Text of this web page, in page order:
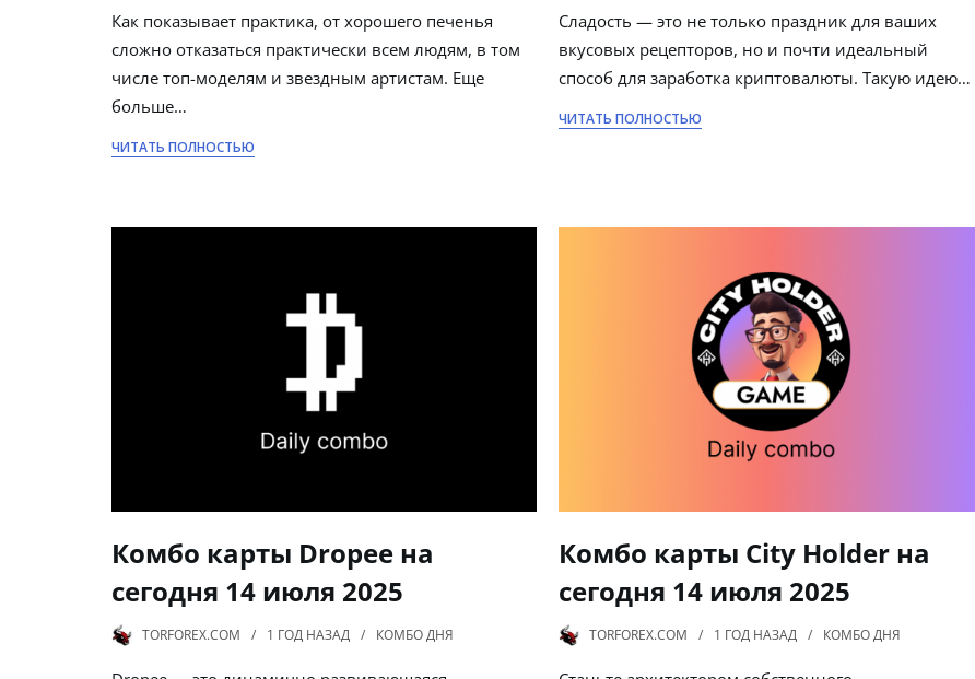
Как показывает практика, от хорошего печенья
сложно отказаться практически всем людям, в том
числе топ-моделям и звездным артистам. Еще
больше…
ЧИТАТЬ ПОЛНОСТЬЮ
Сладость — это не только праздник для ваших
вкусовых рецепторов, но и почти идеальный
способ для заработка криптовалюты. Такую идею…
ЧИТАТЬ ПОЛНОСТЬЮ
Комбо карты Dropee на
сегодня 14 июля 2025
TORFOREX.COM 1 ГОД НАЗАД КОМБО ДНЯ
Комбо карты City Holder на
сегодня 14 июля 2025
TORFOREX.COM 1 ГОД НАЗАД КОМБО ДНЯ